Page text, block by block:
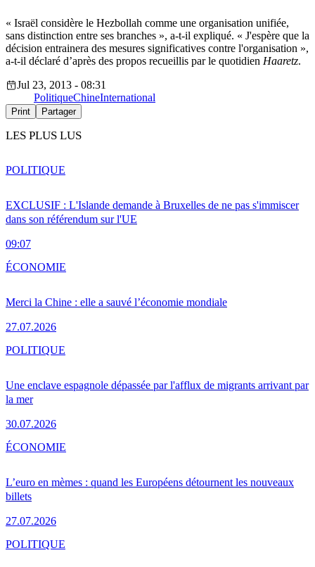
« Israël considère le Hezbollah comme une organisation unifiée,
sans distinction entre ses branches », a-t-il expliqué. « J'espère que la
décision entrainera des mesures significatives contre l'organisation »,
a-t-il déclaré d’après des propos recueillis par le quotidien Haaretz.
Jul 23, 2013 - 08:31
PolitiqueChineInternational
Print Partager
LES PLUS LUS
EXCLUSIF : L'Islande demande à Bruxelles de ne pas s'immiscer
dans son référendum sur l'UE
09:07
POLITIQUE
Merci la Chine : elle a sauvé l’économie mondiale
27.07.2026
ÉCONOMIE
Une enclave espagnole dépassée par l'afflux de migrants arrivant par
la mer
30.07.2026
POLITIQUE
L’euro en mèmes : quand les Européens détournent les nouveaux
billets
27.07.2026
ÉCONOMIE
POLITIQUE